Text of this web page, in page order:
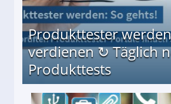
Produkttester
verdienen ↻ Täglich
Produkttests
↻ Täglich neue Produkttests